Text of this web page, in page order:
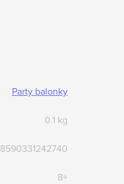
Party balonky
0.1 kg
8590331242740
8+